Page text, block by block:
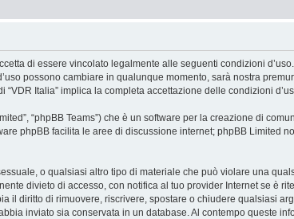
di essere vincolato legalmente alle seguenti condizioni
possono cambiare in qualunque momento, sarà nostra
Italia” implica la completa accettazione delle condizioni
“phpBB Teams”) che è un software per la creazione di
phpBB facilita le aree di discussione internet; phpBB Limited
o qualsiasi altro tipo di materiale che può violare una
divieto di accesso, con notifica al tuo provider Internet se è
il diritto di rimuovere, riscrivere, spostare o chiudere qualsiasi
inviato sia conservata in un database. Al contempo queste